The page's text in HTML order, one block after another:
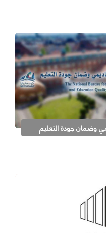
وضمان جودة التعليم